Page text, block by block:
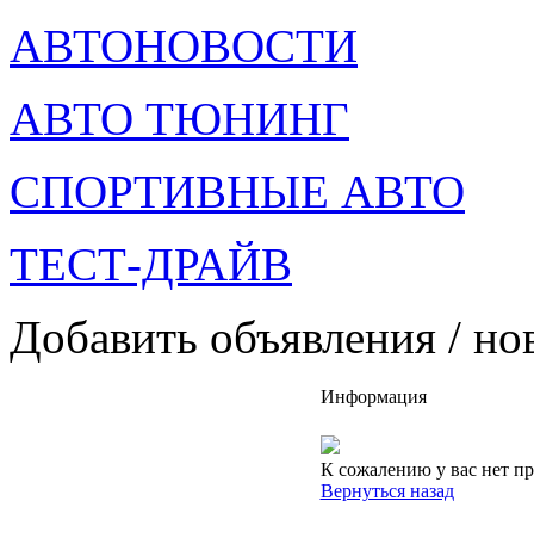
АВТОНОВОСТИ
АВТО ТЮНИНГ
СПОРТИВНЫЕ АВТО
ТЕСТ-ДРАЙВ
Добавить объявления /
Информация
К сожалению у вас нет
Вернуться назад